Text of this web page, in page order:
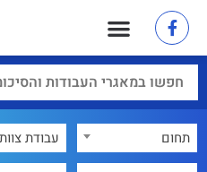
תחום
עבודת צוות